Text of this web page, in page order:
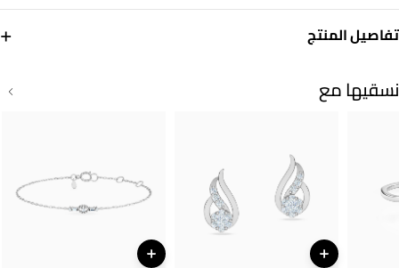
تفاصيل المنتج
+
ذهب أبيض 18 قيراط
العلامة التجارية
لازوردي
رقم الموديل
144500303561451
نسقيها مع